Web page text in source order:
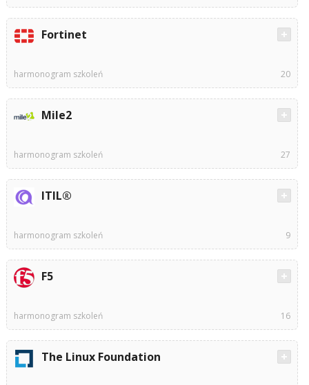
Fortinet
harmonogram szkoleń 20
Mile2
harmonogram szkoleń 27
ITIL®
harmonogram szkoleń 9
F5
harmonogram szkoleń 16
The Linux Foundation